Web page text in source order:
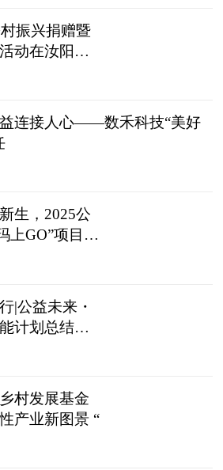
振兴捐赠暨
动在汝阳举
连接人心——数禾科技“美好
生，2025公
上GO”项目总
|公益未来・
计划总结会
村发展基金
产业新图景 “